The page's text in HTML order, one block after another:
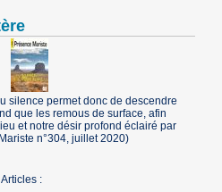
silence permet donc de descendre
que les remous de surface, afin
et notre désir profond éclairé par
n°304, juillet 2020)
Articles :